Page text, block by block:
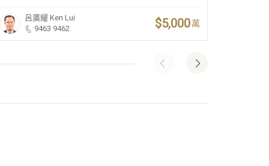
呂廣耀 Ken Lui
9463 9462
$5,000萬